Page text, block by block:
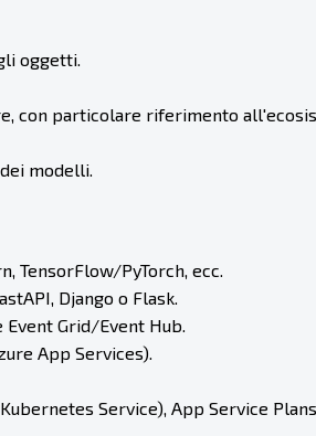
oggetti.
con particolare riferimento
modelli.
TensorFlow/PyTorch, ecc.
Django o Flask.
Event Grid/Event Hub.
App Services).
Service), App Service